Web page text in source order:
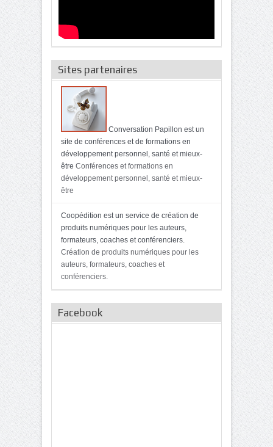
Sites partenaires
Conversation Papillon est un
site de conférences et de formations en
développement personnel, santé et mieux-
être Conférences et formations en
développement personnel, santé et mieux-
être
Coopédition est un service de création de
produits numériques pour les auteurs,
formateurs, coaches et conférenciers.
Création de produits numériques pour les
auteurs, formateurs, coaches et
conférenciers.
Facebook